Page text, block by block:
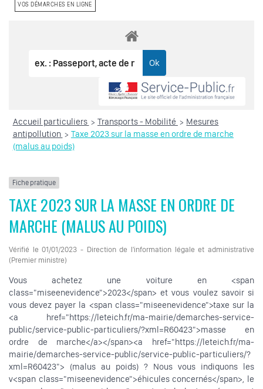
VOS DÉMARCHES EN LIGNE
Accueil particuliers > Transports - Mobilité > Mesures
antipollution > Taxe 2023 sur la masse en ordre de marche
(malus au poids)
Fiche pratique
TAXE 2023 SUR LA MASSE EN ORDRE DE
MARCHE (MALUS AU POIDS)
Vérifié le 01/01/2023 - Direction de l'information légale et administrative
(Premier ministre)
Vous achetez une voiture en <span
class="miseenevidence">2023</span> et vous voulez savoir si
vous devez payer la <span class="miseenevidence">taxe sur la
<a href="https://leteich.fr/ma-mairie/demarches-service-
public/service-public-particuliers/?xml=R60423">masse en
ordre de marche</a></span><a href="https://leteich.fr/ma-
mairie/demarches-service-public/service-public-particuliers/?
xml=R60423"> (malus au poids) ? Nous vous indiquons les
v<span class="miseenevidence">éhicules concernés</span>, le